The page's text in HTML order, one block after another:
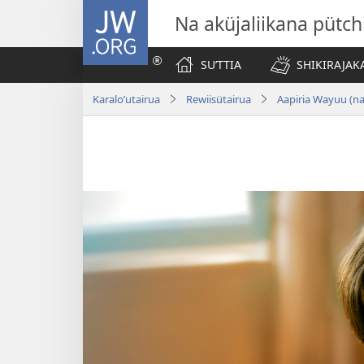
JW.ORG
Na aküjaliikana
SUʼTTIA
Karaloʼutairua Rewiisütairua Aapiria Wayuu